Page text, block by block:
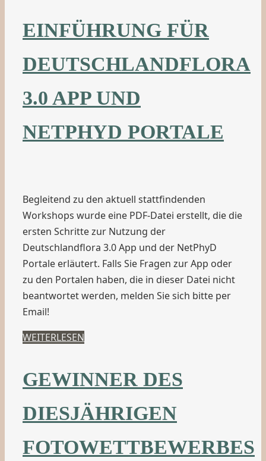
EINFÜHRUNG FÜR
DEUTSCHLANDFLORA
3.0 APP UND
NETPHYD PORTALE
Begleitend zu den aktuell stattfindenden
Workshops wurde eine PDF-Datei erstellt, die die
ersten Schritte zur Nutzung der
Deutschlandflora 3.0 App und der NetPhyD
Portale erläutert. Falls Sie Fragen zur App oder
zu den Portalen haben, die in dieser Datei nicht
beantwortet werden, melden Sie sich bitte per
Email!
WEITERLESEN
GEWINNER DES
DIESJÄHRIGEN
FOTOWETTBEWERBES